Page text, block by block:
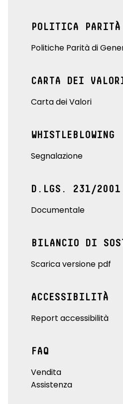
POLITICA PARITÀ
Politiche Parità di
CARTA DEI
Carta dei Valori
WHISTLEBLOWING
Segnalazione
D.LGS. 231/2001
Documentale
BILANCIO DI
Scarica versione pdf
ACCESSIBILITÀ
Report accessibilità
FAQ
Vendita
Assistenza